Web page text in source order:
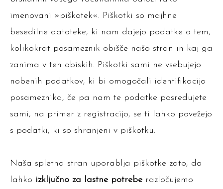
imenovani »piškotek«. Piškotki so majhne
besedilne datoteke, ki nam dajejo podatke o tem,
kolikokrat posameznik obišče našo stran in kaj ga
zanima v teh obiskih. Piškotki sami ne vsebujejo
nobenih podatkov, ki bi omogočali identifikacijo
posameznika, če pa nam te podatke posredujete
sami, na primer z registracijo, se ti lahko povežejo
s podatki, ki so shranjeni v piškotku.
Naša spletna stran uporablja piškotke zato, da
lahko izključno za lastne potrebe razločujemo